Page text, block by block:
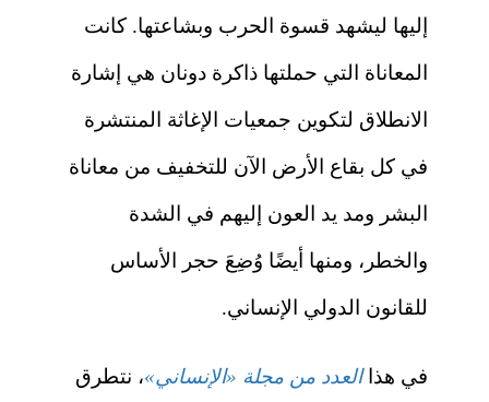
إليها ليشهد قسوة الحرب وبشاعتها. كانت
المعاناة التي حملتها ذاكرة دونان هي إشارة
الانطلاق لتكوين جمعيات الإغاثة المنتشرة
في كل بقاع الأرض الآن للتخفيف من معاناة
البشر ومد يد العون إليهم في الشدة
والخطر، ومنها أيضًا وُضِعَ حجر الأساس
للقانون الدولي الإنساني.
في هذاالعدد من مجلة «الإنساني»، نتطرق